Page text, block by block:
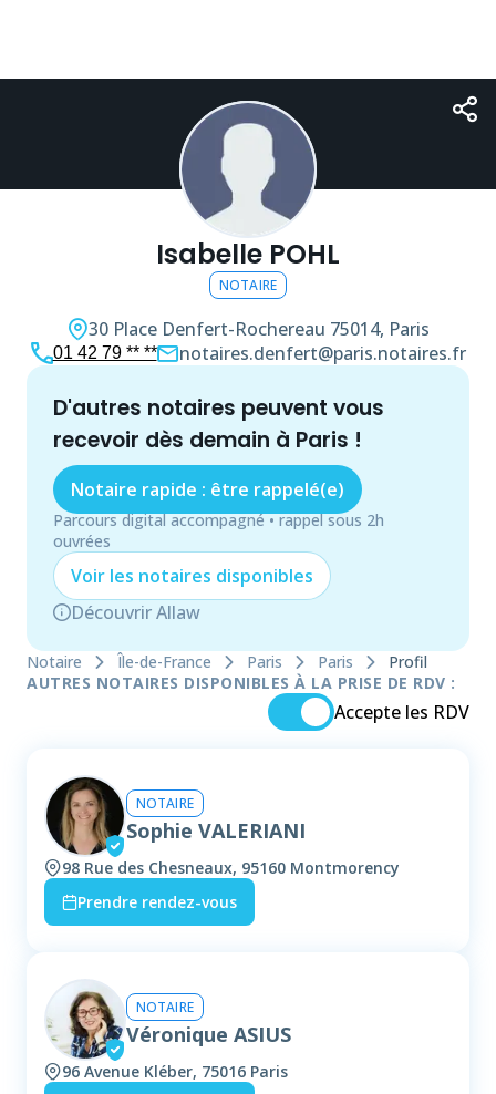
Isabelle POHL
NOTAIRE
30 Place Denfert-Rochereau 75014, Paris
01 42 79 ** ** notaires.denfert@paris.notaires.fr
d'autres notaires peuvent vous
recevoir dès demain à Paris !
Notaire rapide : être rappelé(e)
Parcours digital accompagné • rappel sous 2h
ouvrées
Voir les notaires disponibles
Découvrir Allaw
Notaire Île-de-France Paris Paris
Profil
AUTRES NOTAIRES DISPONIBLES À LA PRISE DE RDV :
Accepte les RDV
NOTAIRE
Sophie VALERIANI
98 Rue des Chesneaux, 95160 Montmorency
Prendre rendez-vous
NOTAIRE
Véronique ASIUS
96 Avenue Kléber, 75016 Paris